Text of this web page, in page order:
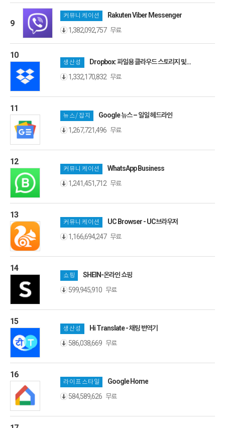
9
커뮤니케이션
Rakuten Viber Messenger
1,382,092,757 무료
10
생산성
Dropbox: 파일용 클라우드 스토리지 및
1,332,170,832 무료
11
뉴스/잡지
Google 뉴스 – 일일 헤드라인
1,267,721,496 무료
12
커뮤니케이션
WhatsApp Business
1,241,451,712 무료
13
커뮤니케이션
UC Browser - UC브라우저
1,166,694,247 무료
14
쇼핑
SHEIN-온라인 쇼핑
599,945,910 무료
15
생산성
Hi Translate - 채팅 번역기
586,038,669 무료
16
라이프스타일
Google Home
584,589,626 무료